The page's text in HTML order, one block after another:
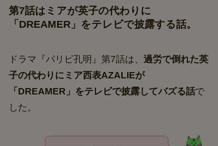
第7話はミアが英子の代わりに
「DREAMER」をテレビで披露する話。
ドラマ『パリピ孔明』第7話は、 過労で倒れた英
子の代わりにミア西表AZALIEが
「DREAMER」をテレビで披露してバズる話で
した。